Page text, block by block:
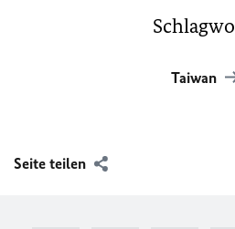
Taiwan
Seite teilen